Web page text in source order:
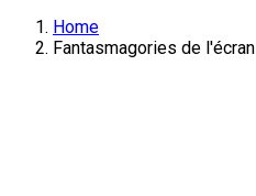
Home
Fantasmagories de l'écran